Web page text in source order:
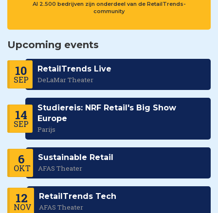
Al 2.500 bedrijven zijn onderdeel van de RetailTrends-
community
Upcoming events
10
SEP
RetailTrends Live
DeLaMar Theater
14
SEP
Studiereis: NRF Retail's Big Show
Europe
Parijs
6
OKT
Sustainable Retail
AFAS Theater
12
NOV
RetailTrends Tech
AFAS Theater